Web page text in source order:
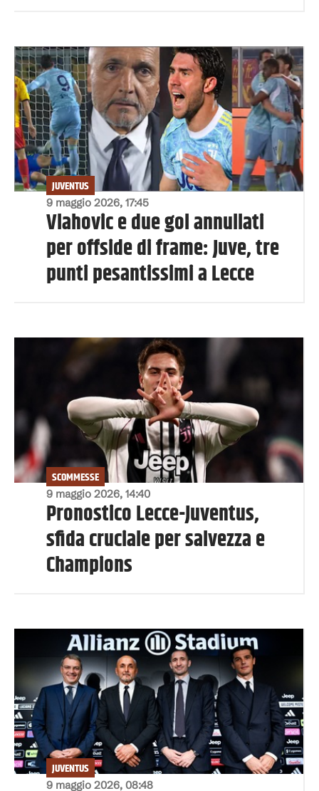
9 maggio 2026, 17:45
JUVENTUS
Vlahovic e due gol annullati
per offside di frame: Juve, tre
punti pesantissimi a Lecce
9 maggio 2026, 14:40
SCOMMESSE
Pronostico Lecce-Juventus,
sfida cruciale per salvezza e
Champions
9 maggio 2026, 08:48
JUVENTUS